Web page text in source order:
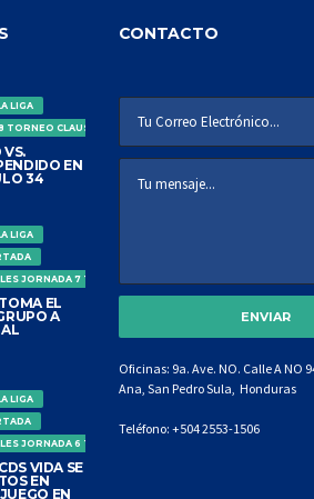
LIGA
TORNEO CLAUSURA
VS.
EN
34
LIGA
JORNADA 7 TORNEO CLAUSURA
EL
A
LIGA
JORNADA 6 TORNEO CLAUSURA
VIDA SE
EN
EN
CONTACTO
Oficinas: 9a. Ave. NO. Calle A NO
Ana, San Pedro Sula, Honduras
Teléfono: +504 2553-1506